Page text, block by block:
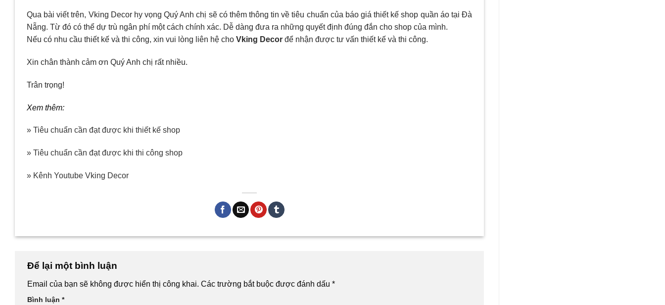
Qua bài viết trên, Vking Decor hy vọng Quý Anh chị sẽ có thêm thông tin về tiêu chuẩn của báo giá thiết kế shop quần áo tại Đà
Nẵng. Từ đó có thể dự trù ngân phí một cách chính xác. Dễ dàng đưa ra những quyết định đúng đắn cho shop của mình.
Nếu có nhu cầu thiết kế và thi công, xin vui lòng liên hệ cho Vking Decor để nhận được tư vấn thiết kế và thi công.
Xin chân thành cảm ơn Quý Anh chị rất nhiều.
Trân trọng!
Xem thêm:
» Tiêu chuẩn cần đạt được khi thiết kế shop
» Tiêu chuẩn cần đạt được khi thi công shop
» Kênh Youtube Vking Decor
Để lại một bình luận
Email của bạn sẽ không được hiển thị công khai. Các trường bắt buộc được đánh dấu *
Bình luận *